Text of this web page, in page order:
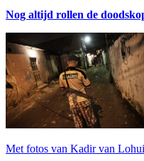
Nog altijd rollen de
Met fotos van Kadir van